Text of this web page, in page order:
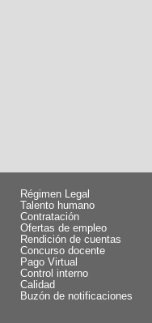
Régimen Legal
Talento humano
Contratación
Ofertas de empleo
Rendición de cuentas
Concurso docente
Pago Virtual
Control interno
Calidad
Buzón de notificaciones